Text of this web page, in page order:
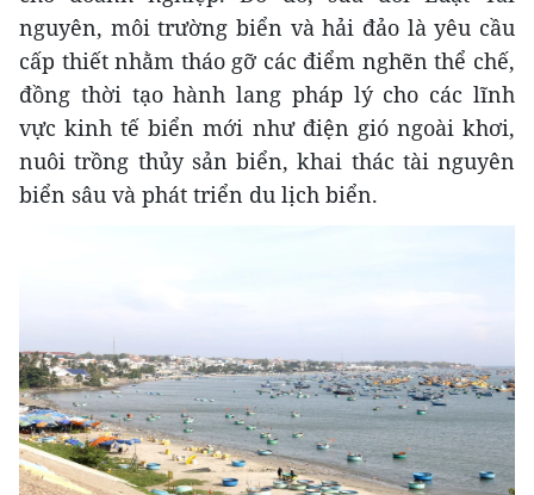
nguyên, môi trường biển và hải đảo là yêu cầu
cấp thiết nhằm tháo gỡ các điểm nghẽn thể chế,
đồng thời tạo hành lang pháp lý cho các lĩnh
vực kinh tế biển mới như điện gió ngoài khơi,
nuôi trồng thủy sản biển, khai thác tài nguyên
biển sâu và phát triển du lịch biển.